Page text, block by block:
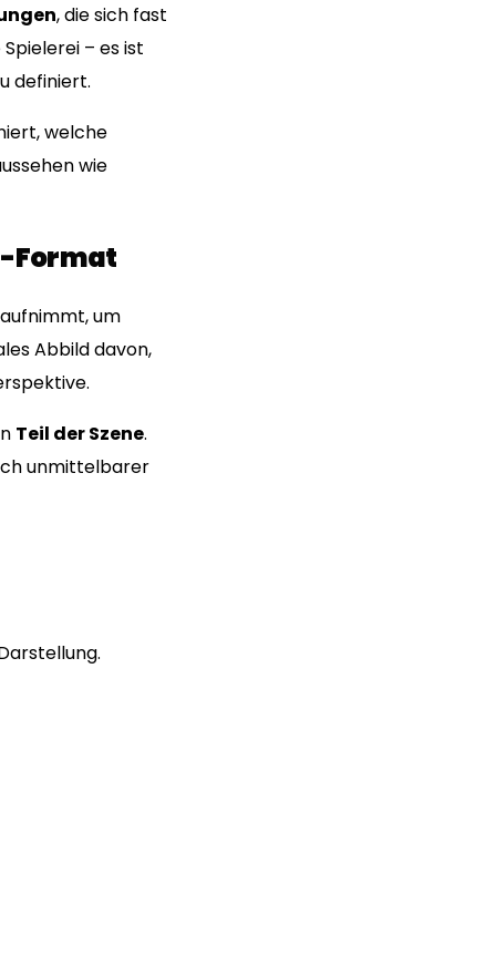
, die sich fast
– es ist
definiert.
welche
wie
Format
um
Abbild davon,
Teil der Szene.
unmittelbarer